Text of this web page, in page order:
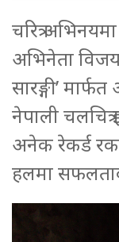
चरित्र
अभिनेता विजय
सारङ्गी’
नेपाली चलचित्र
अनेक रेकर्ड
हलमा